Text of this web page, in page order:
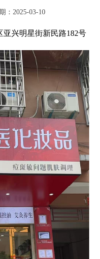
2025-03-10
兴明星街新民路182号